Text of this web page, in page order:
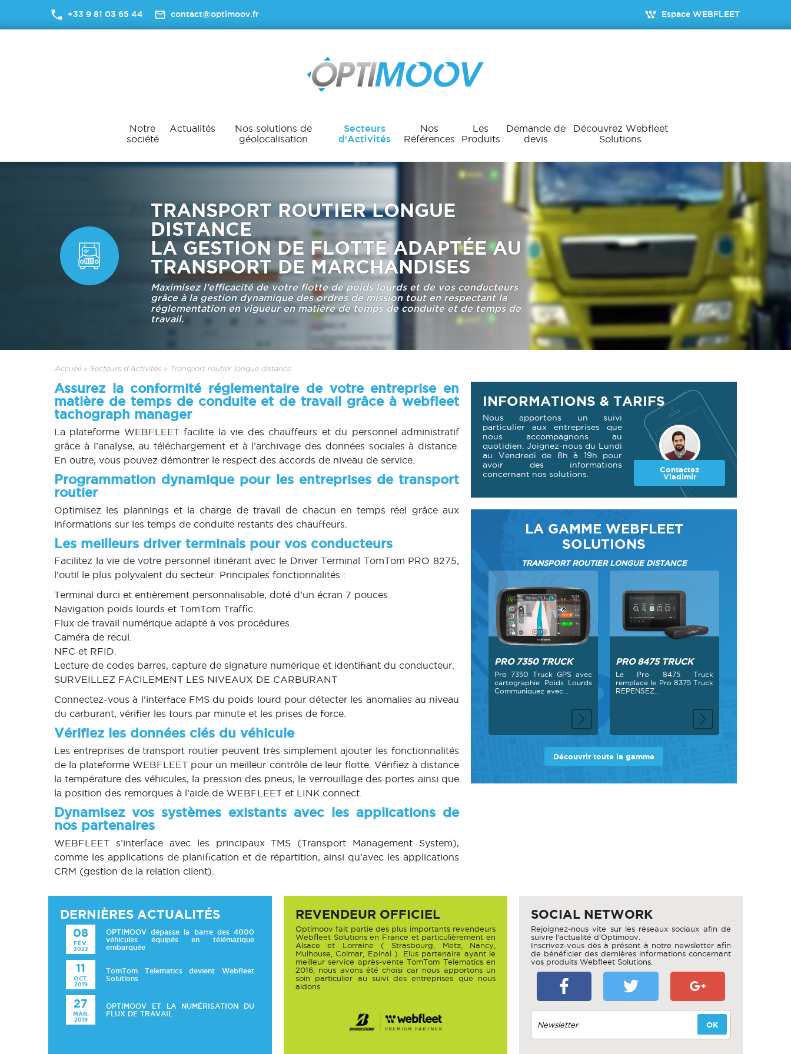
+33 9 81 03 65 44 contact@optimoov.fr Espace WEBFLEET
Notre
société
Actualités
Nos solutions de
géolocalisation
Secteurs
d‘Activités
Nos
Références
Les
Produits
Demande de
devis
Découvrez Webfleet
Solutions
TRANSPORT ROUTIER LONGUE
DISTANCE
LA GESTION DE FLOTTE ADAPTÉE AU
TRANSPORT DE MARCHANDISES
Maximisez l'efficacité de votre flotte de poids lourds et de vos conducteurs
grâce à la gestion dynamique des ordres de mission tout en respectant la
réglementation en vigueur en matière de temps de conduite et de temps de
travail.
Accueil» Secteurs d‘Activités» Transport routier longue distance
Assurez la conformité réglementaire de votre entreprise en
matière de temps de conduite et de travail grâce à webfleet
tachograph manager
La plateforme WEBFLEET facilite la vie des chauffeurs et du personnel administratif
grâce à l’analyse, au téléchargement et à l’archivage des données sociales à distance.
En outre, vous pouvez démontrer le respect des accords de niveau de service.
Programmation dynamique pour les entreprises de transport
routier
Optimisez les plannings et la charge de travail de chacun en temps réel grâce aux
informations sur les temps de conduite restants des chauffeurs.
Les meilleurs driver terminals pour vos conducteurs
Facilitez la vie de votre personnel itinérant avec le Driver Terminal TomTom PRO 8275,
l’outil le plus polyvalent du secteur. Principales fonctionnalités :
Terminal durci et entièrement personnalisable, doté d’un écran 7 pouces.
Navigation poids lourds et TomTom Traffic.
Flux de travail numérique adapté à vos procédures.
Caméra de recul.
NFC et RFID.
Lecture de codes barres, capture de signature numérique et identifiant du conducteur.
SURVEILLEZ FACILEMENT LES NIVEAUX DE CARBURANT
Connectez-vous à l’interface FMS du poids lourd pour détecter les anomalies au niveau
du carburant, vérifier les tours par minute et les prises de force.
Vérifiez les données clés du véhicule
Les entreprises de transport routier peuvent très simplement ajouter les fonctionnalités
de la plateforme WEBFLEET pour un meilleur contrôle de leur flotte. Vérifiez à distance
la température des véhicules, la pression des pneus, le verrouillage des portes ainsi que
la position des remorques à l’aide de WEBFLEET et LINK.connect.
Dynamisez vos systèmes existants avec les applications de
nos partenaires
WEBFLEET s’interface avec les principaux TMS (Transport Management System),
comme les applications de planification et de répartition, ainsi qu’avec les applications
CRM (gestion de la relation client).
INFORMATIONS & TARIFS
Nous apportons un suivi
particulier aux entreprises que
nous accompagnons au
quotidien. Joignez-nous du Lundi
au Vendredi de 8h à 19h pour
avoir des informations
concernant nos solutions.
Contactez
Vladimir
LA GAMME WEBFLEET
SOLUTIONS
TRANSPORT ROUTIER LONGUE DISTANCE
PRO 7350 TRUCK
Pro 7350 Truck GPS avec
cartographie Poids Lourds
Communiquez avec...
PRO 8475 TRUCK
Le Pro 8475 Truck
remplace le Pro 8375 Truck
REPENSEZ...
Découvrir toute la gamme
DERNIÈRES ACTUALITÉS
08
FÉV.
2022
OPTIMOOV dépasse la barre des 4000
véhicules équipés en télématique
embarquée
11
OCT.
2019
TomTom Telematics devient Webfleet
Solutions
27
MAR.
2019
OPTIMOOV ET LA NUMÉRISATION DU
FLUX DE TRAVAIL
REVENDEUR OFFICIEL
Optimoov fait partie des plus importants revendeurs
Webfleet Solutions en France et particulièrement en
Alsace et Lorraine ( Strasbourg, Metz, Nancy,
Mulhouse, Colmar, Epinal ). Elus partenaire ayant le
meilleur service après-vente TomTom Telematics en
2016, nous avons été choisi car nous apportons un
soin particulier au suivi des entreprises que nous
aidons.
SOCIAL NETWORK
Rejoignez-nous vite sur les réseaux sociaux afin de
suivre l'actualité d'Optimoov.
Inscrivez-vous dès à présent à notre newsletter afin
de bénéficier des dernières informations concernant
vos produits Webfleet Solutions.